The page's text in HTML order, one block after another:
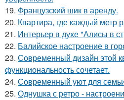
19. Французский шик в аренду.
20. Квартира, где каждый метр
21. Интерьер в духе "Алисы в
22. Балийское настроение в
23. Современный дизайн этой
функциональность сочетает.
24. Современный уют для
25. Однушка с ретро -